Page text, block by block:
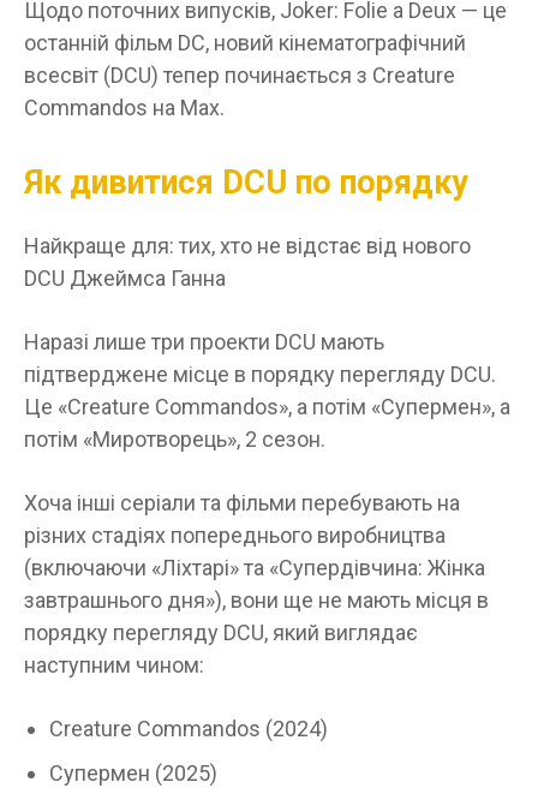
Щодо поточних випусків, Joker: Folie a Deux — це
останній фільм DC, новий кінематографічний
всесвіт (DCU) тепер починається з Creature
Commandos на Max.
Як дивитися DCU по порядку
Найкраще для: тих, хто не відстає від нового
DCU Джеймса Ганна
Наразі лише три проекти DCU мають
підтверджене місце в порядку перегляду DCU.
Це «Creature Commandos», а потім «Супермен», а
потім «Миротворець», 2 сезон.
Хоча інші серіали та фільми перебувають на
різних стадіях попереднього виробництва
(включаючи «Ліхтарі» та «Супердівчина: Жінка
завтрашнього дня»), вони ще не мають місця в
порядку перегляду DCU, який виглядає
наступним чином:
Creature Commandos (2024)
Супермен (2025)